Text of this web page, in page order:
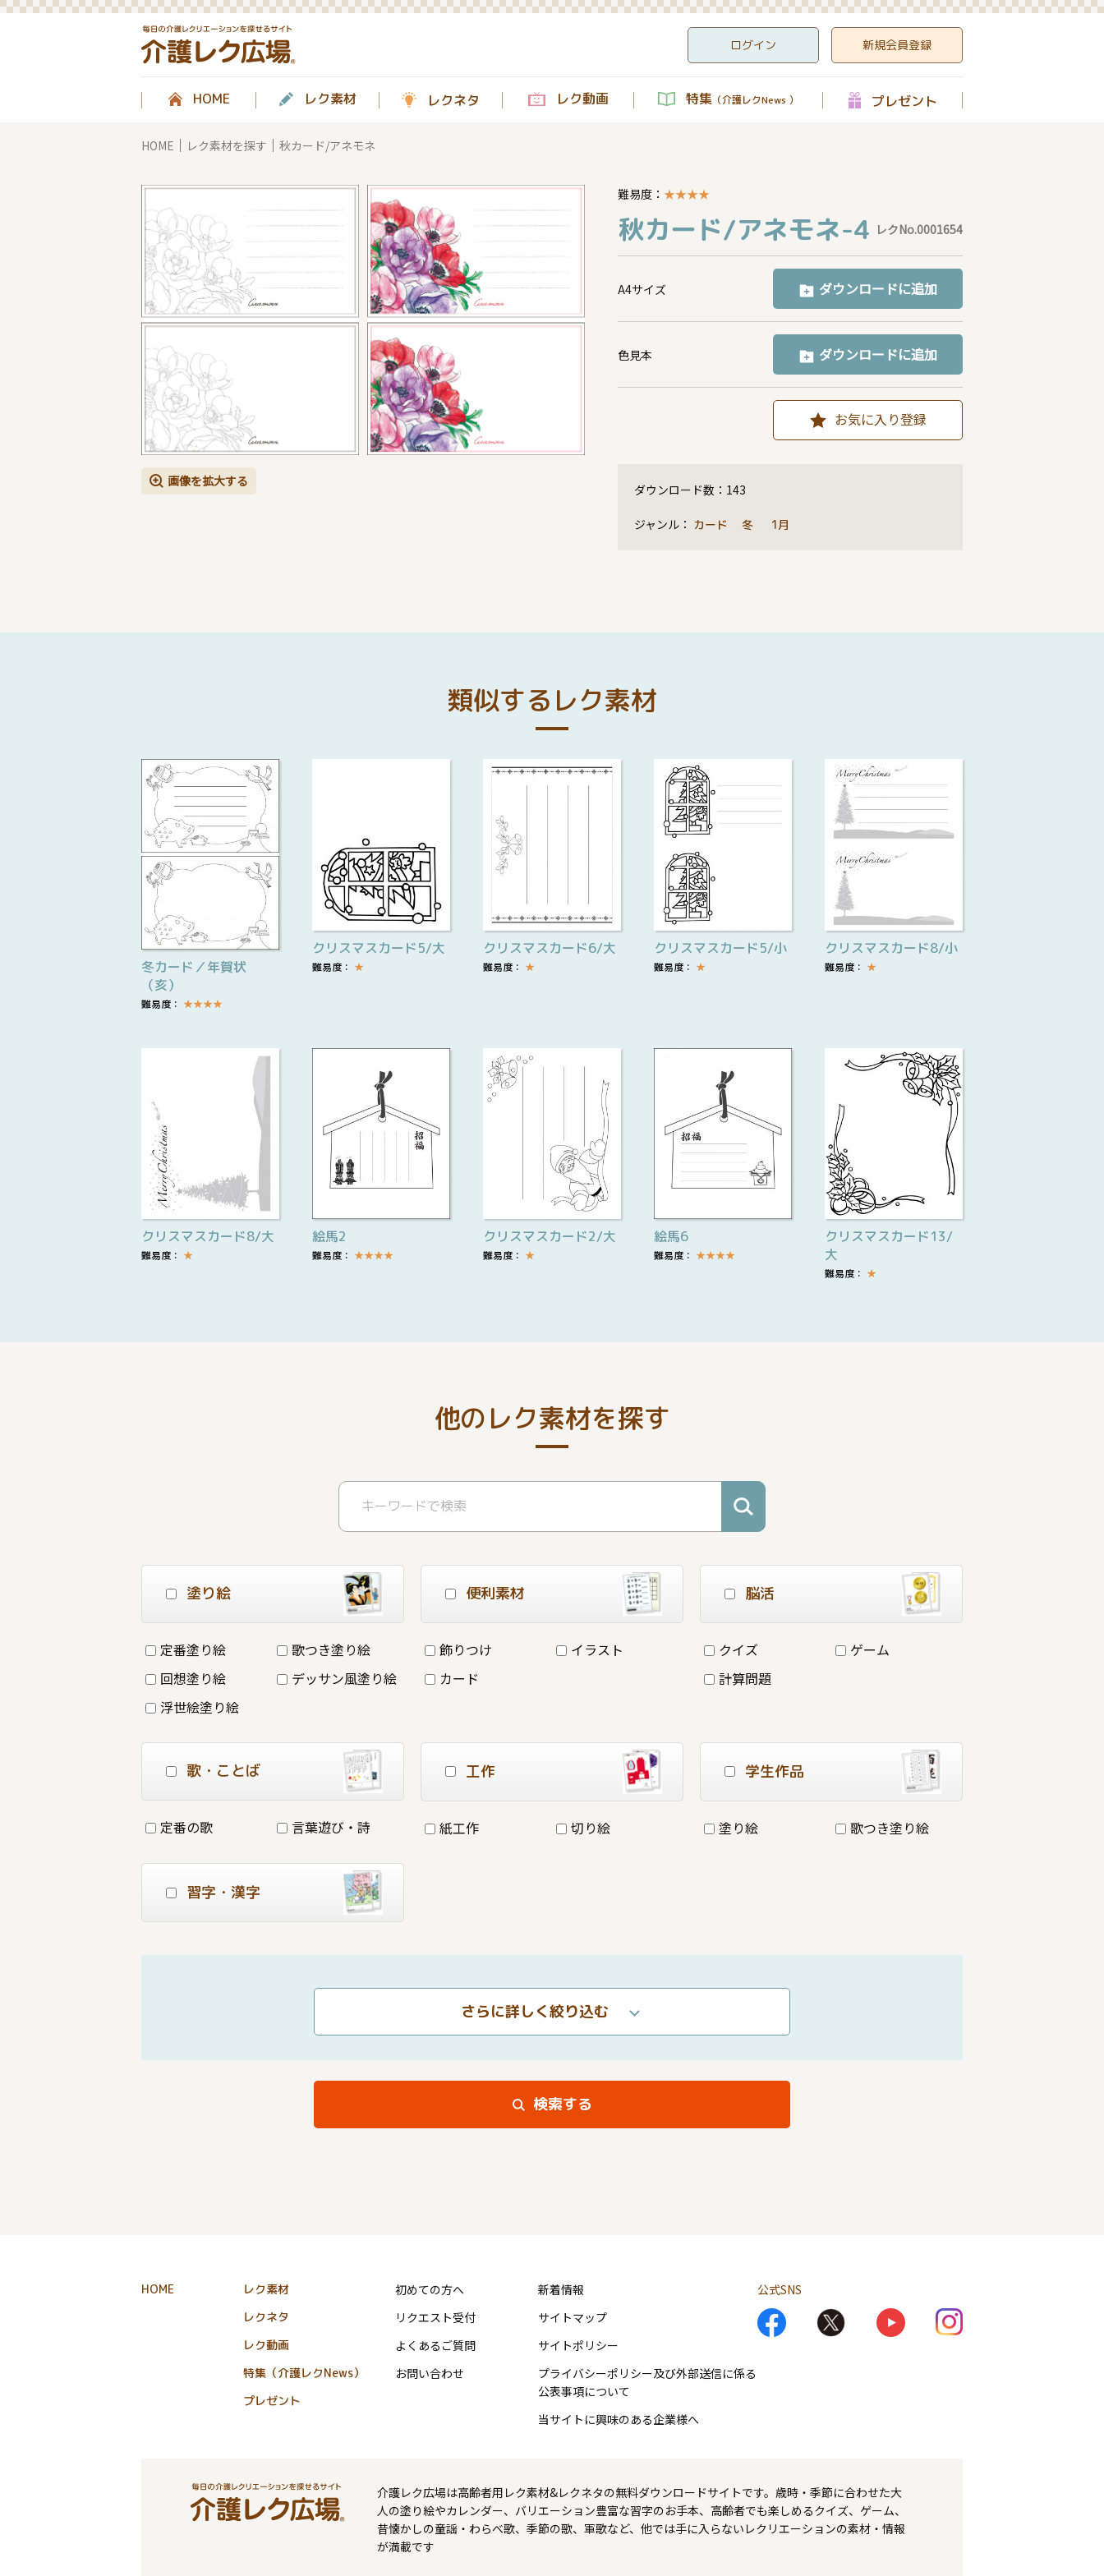
ログイン 新規会員登録
HOME レク素材 レクネタ レク動画 特集 （介護レクNews ） プレゼント
HOME レク素材を探す 秋カード/アネモネ
画像を拡大する
難易度： ★★★★
秋カード/アネモネ-4 レクNo.0001654
A4サイズ ダウンロードに追加
色見本 ダウンロードに追加
お気に入り登録
ダウンロード数： 143
ジャンル： カード 冬 1月
類似するレク素材
冬カード／年賀状
（亥）
難易度： ★★★★
クリスマスカード5/大
難易度： ★
クリスマスカード6/大
難易度： ★
クリスマスカード5/小
難易度： ★
クリスマスカード8/小
難易度： ★
クリスマスカード8/大
難易度： ★
絵馬2
難易度： ★★★★
クリスマスカード2/大
難易度： ★
絵馬6
難易度： ★★★★
クリスマスカード13/
大
難易度： ★
他のレク素材を探す
塗り絵
定番塗り絵
歌つき塗り絵
回想塗り絵
デッサン風塗り絵
浮世絵塗り絵
便利素材
飾りつけ
イラスト
カード
脳活
クイズ
ゲーム
計算問題
歌・ことば
定番の歌 言葉遊び・詩
工作
紙工作 切り絵
学生作品
塗り絵 歌つき塗り絵
習字・漢字
さらに詳しく絞り込む
検索する
HOME
レク素材
レクネタ
レク動画
特集（介護レクNews）
プレゼント
初めての方へ
リクエスト受付
よくあるご質問
お問い合わせ
新着情報
サイトマップ
サイトポリシー
プライバシーポリシー及び外部送信に係る
公表事項について
当サイトに興味のある企業様へ
公式SNS
介護レク広場は高齢者用レク素材&レクネタの無料ダウンロードサイトです。歳時・季節に合わせた大
人の塗り絵やカレンダー、バリエーション豊富な習字のお手本、高齢者でも楽しめるクイズ、ゲーム、
昔懐かしの童謡・わらべ歌、季節の歌、軍歌など、他では手に入らないレクリエーションの素材・情報
が満載です